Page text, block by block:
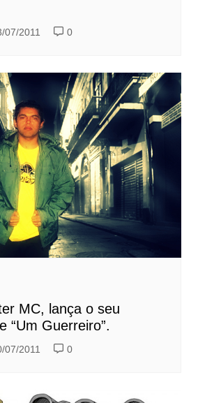
07/2011 0
MC, lança o seu
“Um Guerreiro”.
07/2011 0